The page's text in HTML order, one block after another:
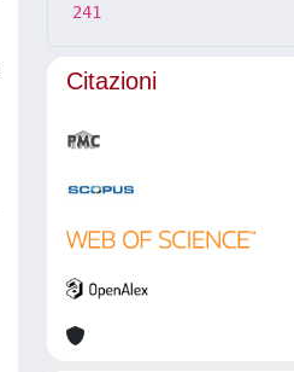
241
Citazioni